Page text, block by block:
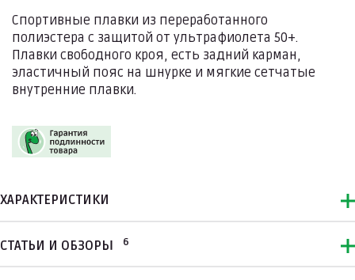
Спортивные плавки из переработанного
полиэстера с защитой от ультрафиолета 50+.
Плавки свободного кроя, есть задний карман,
эластичный пояс на шнурке и мягкие сетчатые
внутренние плавки.
ХАРАКТЕРИСТИКИ
СТАТЬИ И ОБЗОРЫ 6